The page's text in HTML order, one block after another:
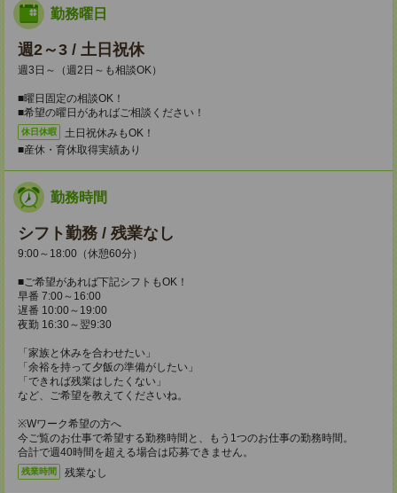
勤務曜日
週2～3 / 土日祝休
週3日～（週2日～も相談OK）
■曜日固定の相談OK！
■希望の曜日があればご相談ください！
休日休暇
土日祝休みもOK！
■産休・育休取得実績あり
勤務時間
シフト勤務 / 残業なし
9:00～18:00（休憩60分）
■ご希望があれば下記シフトもOK！
早番 7:00～16:00
遅番 10:00～19:00
夜勤 16:30～翌9:30
「家族と休みを合わせたい」
「余裕を持って夕飯の準備がしたい」
「できれば残業はしたくない」
など、ご希望を教えてくださいね。
※Wワーク希望の方へ
今ご覧のお仕事で希望する勤務時間と、もう1つのお仕事の勤務時間。
合計で週40時間を超える場合は応募できません。
残業時間 残業なし